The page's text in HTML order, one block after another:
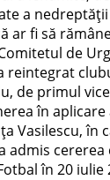
a
ar fi să
de
de primul
în
Vasilescu,
admis
în 20